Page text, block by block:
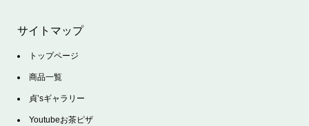
サイトマップ
トップページ
商品一覧
貞’sギャラリー
Youtubeお茶ピザ